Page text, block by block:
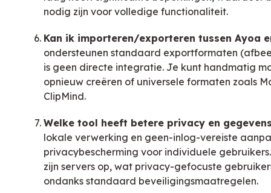
nodig zijn voor volledige functionaliteit.
Kan ik importeren/exporteren tussen Ayoa
ondersteunen standaard exportformaten
is geen directe integratie. Je kunt handmatig
opnieuw creëren of universele formaten zoals
ClipMind.
Welke tool heeft betere privacy en
lokale verwerking en geen-inlog-vereiste
privacybescherming voor individuele
zijn servers op, wat privacy-gefocuste
ondanks standaard beveiligingsmaatregelen.